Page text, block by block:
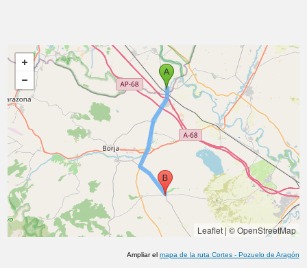
Leaflet|© OpenStreetMap
Ampliar el mapa de la ruta Cortes- Pozuelo de Aragón